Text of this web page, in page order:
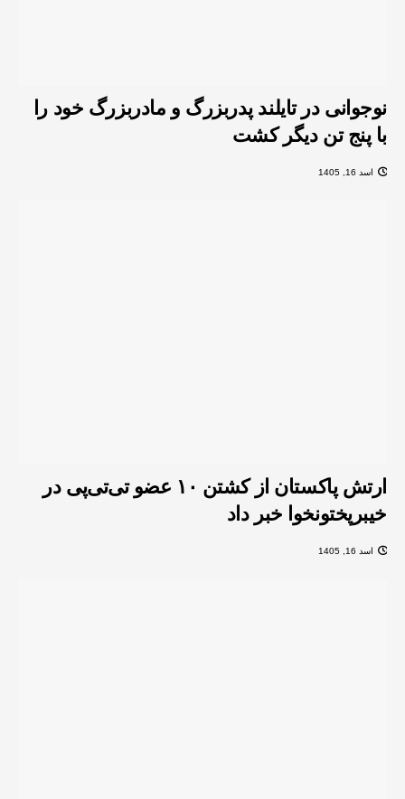
نوجوانی در تایلند پدربزرگ و مادربزرگ خود را
با پنج تن دیگر کشت
اسد 16, 1405
ارتش پاکستان از کشتن ۱۰ عضو تی‌تی‌پی در
خیبرپختونخوا خبر داد
اسد 16, 1405